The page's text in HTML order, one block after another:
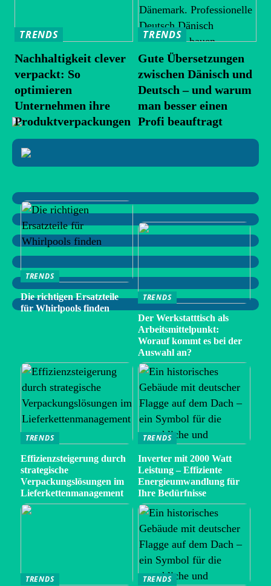
TRENDS
Nachhaltigkeit clever
verpackt: So
optimieren
Unternehmen ihre
Produktverpackungen
TRENDS
Gute Übersetzungen
zwischen Dänisch und
Deutsch – und warum
man besser einen
Profi beauftragt
TRENDS
Die richtigen Ersatzteile
für Whirlpools finden
TRENDS
Der Werkstatttisch als
Arbeitsmittelpunkt:
Worauf kommt es bei der
Auswahl an?
TRENDS
Effizienzsteigerung durch
strategische
Verpackungslösungen im
Lieferkettenmanagement
TRENDS
Inverter mit 2000 Watt
Leistung – Effiziente
Energieumwandlung für
Ihre Bedürfnisse
TRENDS TRENDS